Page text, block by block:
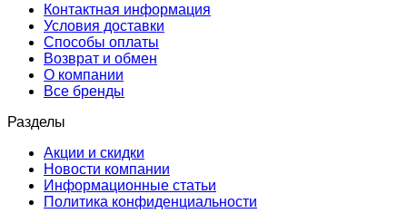
Контактная информация
Условия доставки
Способы оплаты
Возврат и обмен
О компании
Все бренды
Разделы
Акции и скидки
Новости компании
Информационные статьи
Политика конфиденциальности